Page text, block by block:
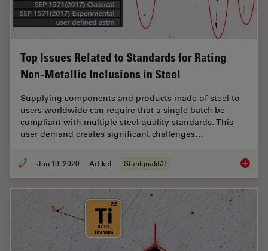
Top Issues Related to Standards for Rating
Non-Metallic Inclusions in Steel
Supplying components and products made of steel to
users worldwide can require that a single batch be
compliant with multiple steel quality standards. This
user demand creates significant challenges…
Jun 19, 2020 Artikel Stahlqualität Top